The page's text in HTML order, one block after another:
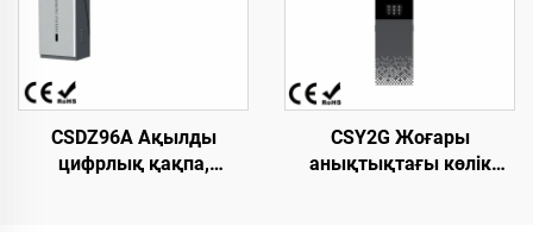
домалақталған парақ
механизмі
CSDZ96A Ақылды
цифрлық қақпа,
CSY2G Жоғары
анықтықтағы көлік